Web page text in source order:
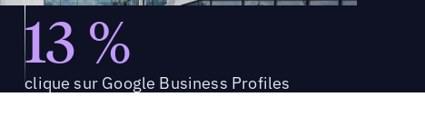
13 %
clique sur Google Business Profiles